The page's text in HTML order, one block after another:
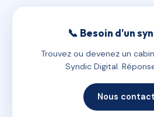
📞 Besoin d'un
Trouvez ou devenez un
Syndic Digital.
Nous